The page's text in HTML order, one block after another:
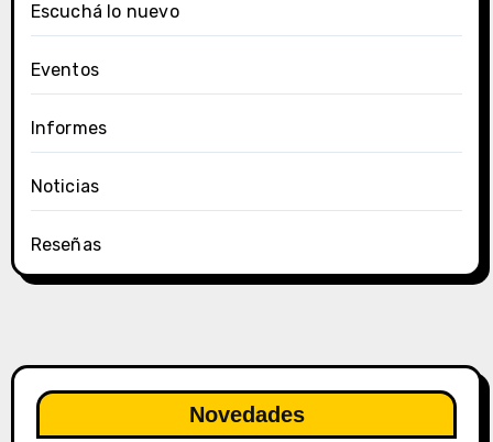
Escuchá lo nuevo
Eventos
Informes
Noticias
Reseñas
Novedades